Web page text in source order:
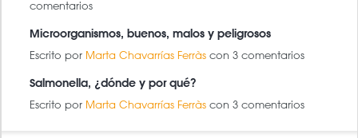
comentarios
Microorganismos, buenos, malos y peligrosos
Escrito por Marta Chavarrías Ferràs con 3 comentarios
Salmonella, ¿dónde y por qué?
Escrito por Marta Chavarrías Ferràs con 3 comentarios